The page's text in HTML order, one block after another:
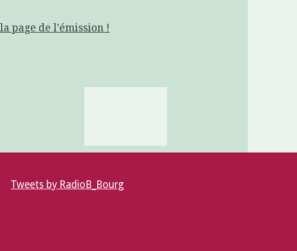
page de l'émission !
Tweets by RadioB_Bourg